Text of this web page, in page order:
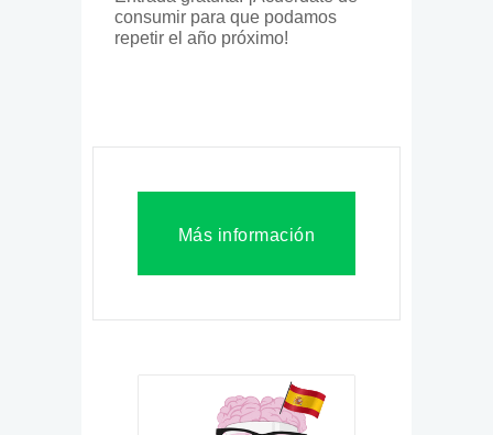
consumir para que podamos
repetir el año próximo!
Más información